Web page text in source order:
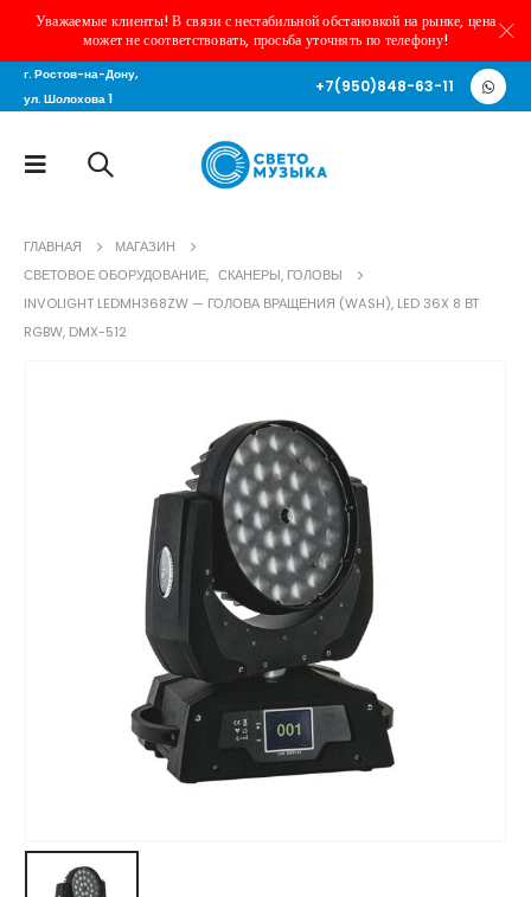
Уважаемые клиенты! В связи с нестабильной обстановкой на рынке, цена
может не соответствовать, просьба уточнять по телефону!
г. Ростов-на-Дону,
ул. Шолохова 1
+7(950)848-63-11
ГЛАВНАЯ
МАГАЗИН
СВЕТОВОЕ ОБОРУДОВАНИЕ, СКАНЕРЫ, ГОЛОВЫ
INVOLIGHT LEDMH368ZW — ГОЛОВА ВРАЩЕНИЯ (WASH), LED 36X 8 ВТ
RGBW, DMX-512